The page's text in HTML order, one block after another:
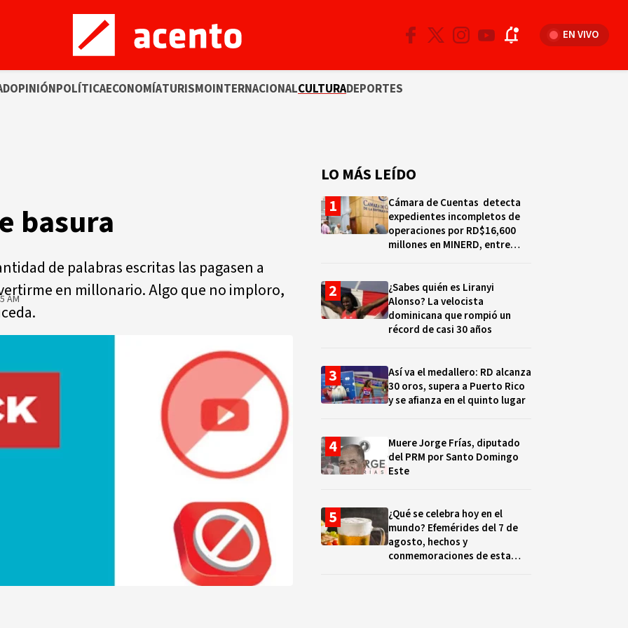
EN VIVO
OPINIÓNPOLÍTICAECONOMÍATURISMOINTERNACIONALCULTURADEPORTES
basura
de palabras escritas las pagasen a
en millonario. Algo que no imploro,
AM
LO MÁS LEÍDO
Cámara de Cuentas detecta
expedientes incompletos de
operaciones por RD$16,600
millones en MINERD, entre
¿Sabes quién es Liranyi
Alonso? La velocista
dominicana que rompió un
récord de casi 30 años
Así va el medallero: RD alcanza
30 oros, supera a Puerto Rico
y se afianza en el quinto lugar
Muere Jorge Frías, diputado
del PRM por Santo Domingo
Este
¿Qué se celebra hoy en el
mundo? Efemérides del 7 de
agosto, hechos y
conmemoraciones de esta